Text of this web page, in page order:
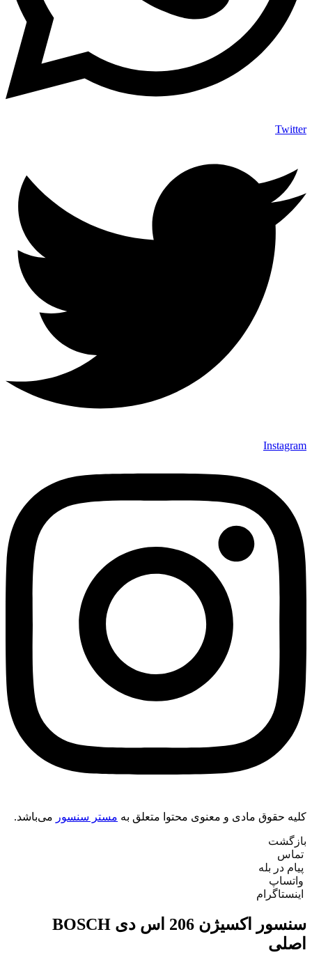
Twitter
Instagram
کلیه حقوق مادی و معنوی محتوا متعلق به مستر سنسور می‌باشد.
بازگشت
‌ تماس
‌ پیام در بله
‌ واتساپ
‌ اینستاگرام
سنسور اکسیژن 206 اس دی BOSCH
اصلی